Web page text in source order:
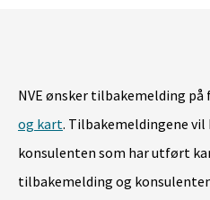
NVE ønsker tilbakemelding
og kart. Tilbakemeldingene
konsulenten som har utført
tilbakemelding og